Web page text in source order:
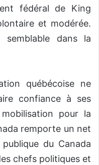
fédéral de King
et modérée.
semblable dans la
québécoise ne
confiance à ses
pour la
remporte un net
du Canada
chefs politiques et